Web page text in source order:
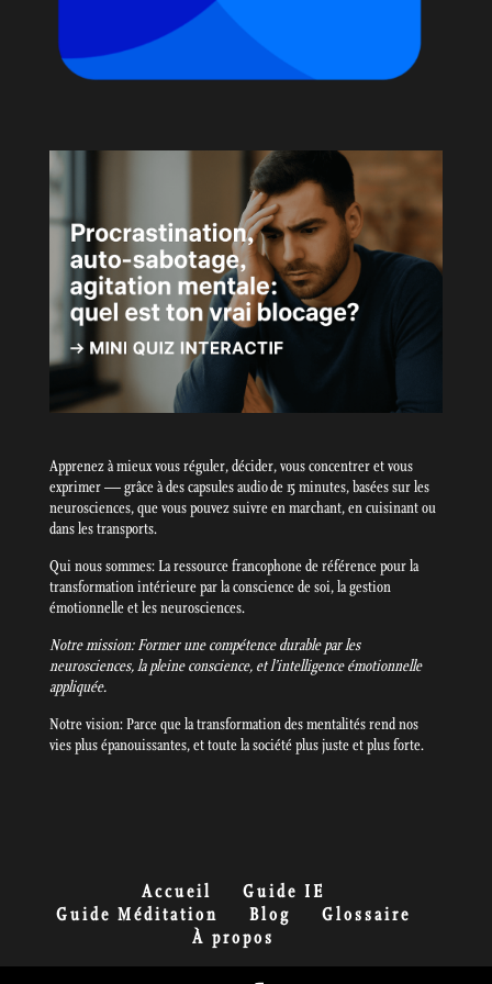
Apprenez à mieux vous réguler, décider, vous concentrer et vous
exprimer — grâce à des capsules audio de 15 minutes, basées sur les
neurosciences, que vous pouvez suivre en marchant, en cuisinant ou
dans les transports.
Qui nous sommes: La ressource francophone de référence pour la
transformation intérieure par la conscience de soi, la gestion
émotionnelle et les neurosciences.
Notre mission: Former une compétence durable par les
neurosciences, la pleine conscience, et l’intelligence émotionnelle
appliquée.
Notre vision: Parce que la transformation des mentalités rend nos
vies plus épanouissantes, et toute la société plus juste et plus forte.
Accueil
Guide IE
Guide Méditation
Blog
Glossaire
À propos